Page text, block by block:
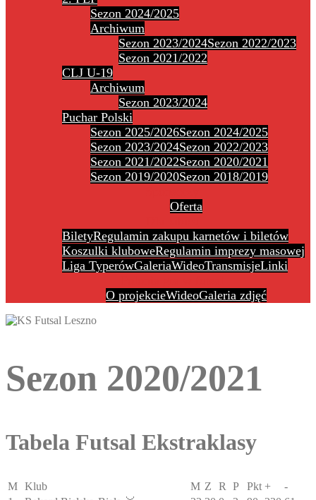
Sezon 2024/2025
Archiwum
Sezon 2023/2024Sezon 2022/2023
Sezon 2021/2022
CLJ U-19
Archiwum
Sezon 2023/2024
Puchar Polski
Sezon 2025/2026Sezon 2024/2025
Sezon 2023/2024Sezon 2022/2023
Sezon 2021/2022Sezon 2020/2021
Sezon 2019/2020Sezon 2018/2019
Oferta
BiletyRegulamin zakupu karnetów i biletów
Koszulki kluboweRegulamin imprezy masowej
Liga TyperówGaleriaWideoTransmisjeLinki
O projekcieWideoGaleria zdjęć
Sezon 2020/2021
Tabela Futsal Ekstraklasy
M Klub M Z R P Pkt +
-